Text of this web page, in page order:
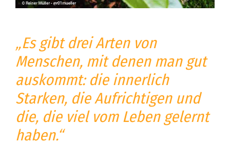
„Es gibt drei Arten von
Menschen, mit denen man gut
auskommt: die innerlich
Starken, die Aufrichtigen und
die, die viel vom Leben gelernt
haben.“